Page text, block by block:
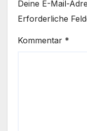
Deine E-Mail-
Erforderliche
Kommentar *